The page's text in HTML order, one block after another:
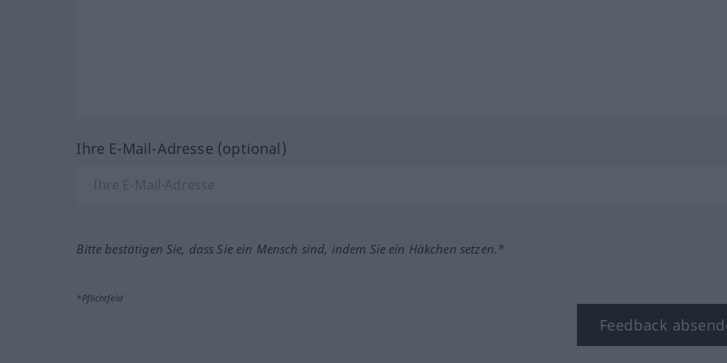
Ihre E-Mail-Adresse (optional)
Bitte bestätigen Sie, dass Sie ein Mensch sind, indem Sie ein Häkchen setzen.*
*Pflichtfeld
Feedback